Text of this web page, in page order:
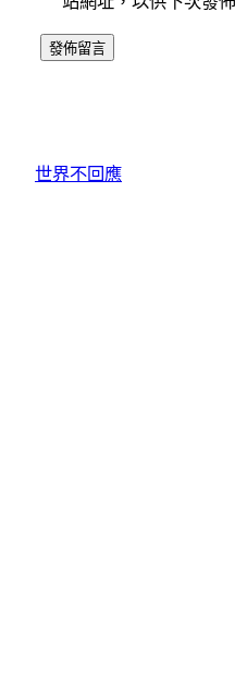
世界不回應